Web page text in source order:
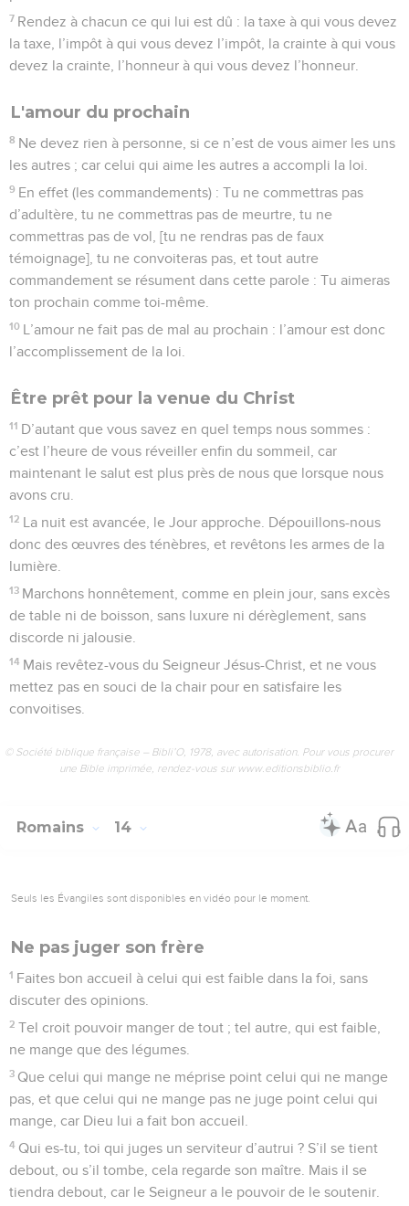
7 Rendez à chacun ce qui lui est dû : la taxe à qui vous devez
la taxe, l’impôt à qui vous devez l’impôt, la crainte à qui vous
devez la crainte, l’honneur à qui vous devez l’honneur.
L'amour du prochain
8 Ne devez rien à personne, si ce n’est de vous aimer les uns
les autres ; car celui qui aime les autres a accompli la loi.
9 En effet (les commandements) : Tu ne commettras pas
d’adultère, tu ne commettras pas de meurtre, tu ne
commettras pas de vol, [tu ne rendras pas de faux
témoignage], tu ne convoiteras pas, et tout autre
commandement se résument dans cette parole : Tu aimeras
ton prochain comme toi-même.
10 L’amour ne fait pas de mal au prochain : l’amour est donc
l’accomplissement de la loi.
Être prêt pour la venue du Christ
11 D’autant que vous savez en quel temps nous sommes :
c’est l’heure de vous réveiller enfin du sommeil, car
maintenant le salut est plus près de nous que lorsque nous
avons cru.
12 La nuit est avancée, le Jour approche. Dépouillons-nous
donc des œuvres des ténèbres, et revêtons les armes de la
lumière.
13 Marchons honnêtement, comme en plein jour, sans excès
de table ni de boisson, sans luxure ni dérèglement, sans
discorde ni jalousie.
14 Mais revêtez-vous du Seigneur Jésus-Christ, et ne vous
mettez pas en souci de la chair pour en satisfaire les
convoitises.
© Société biblique française – Bibli’O, 1978, avec autorisation. Pour vous procurer
une Bible imprimée, rendez-vous sur www.editionsbiblio.fr
Romains 14
Seuls les Évangiles sont disponibles en vidéo pour le moment.
Ne pas juger son frère
1 Faites bon accueil à celui qui est faible dans la foi, sans
discuter des opinions.
2 Tel croit pouvoir manger de tout ; tel autre, qui est faible,
ne mange que des légumes.
3 Que celui qui mange ne méprise point celui qui ne mange
pas, et que celui qui ne mange pas ne juge point celui qui
mange, car Dieu lui a fait bon accueil.
4 Qui es-tu, toi qui juges un serviteur d’autrui ? S’il se tient
debout, ou s’il tombe, cela regarde son maître. Mais il se
tiendra debout, car le Seigneur a le pouvoir de le soutenir.